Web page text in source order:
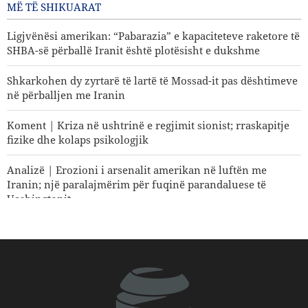
MË TË SHIKUARAT
Ligjvënësi amerikan: “Pabarazia” e kapaciteteve raketore të
SHBA-së përballë Iranit është plotësisht e dukshme
Shkarkohen dy zyrtarë të lartë të Mossad-it pas dështimeve
në përballjen me Iranin
Koment | Kriza në ushtrinë e regjimit sionist; rraskapitje
fizike dhe kolaps psikologjik
Analizë | Erozioni i arsenalit amerikan në luftën me
Iranin; një paralajmërim për fuqinë parandaluese të
Uashingtonit
vendeve të rajonit është një domosdoshmëri?
Si po shpërbëhet koalicioni i mbështetësve të Trumpit?